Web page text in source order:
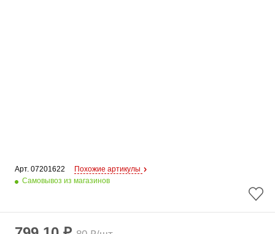
Арт. 07201622
Похожие артикулы
Самовывоз из магазинов